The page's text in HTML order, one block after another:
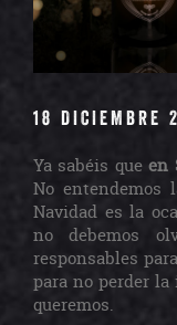
18 DICIEMBRE
Ya sabéis queen
No entendemos
Navidad es la
no debemos
responsables
para no perder
queremos.